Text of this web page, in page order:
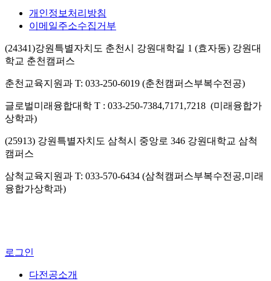
개인정보처리방침
이메일주소수집거부
(24341)강원특별자치도 춘천시 강원대학길 1 (효자동) 강원대
학교 춘천캠퍼스
춘천교육지원과 T: 033-250-6019 (춘천캠퍼스부복수전공)
글로벌미래융합대학 T : 033-250-7384,7171,7218 (미래융합가
상학과)
(25913) 강원특별자치도 삼척시 중앙로 346 강원대학교 삼척
캠퍼스
삼척교육지원과 T: 033-570-6434 (삼척캠퍼스부복수전공,미래
융합가상학과)
로그인
다전공소개